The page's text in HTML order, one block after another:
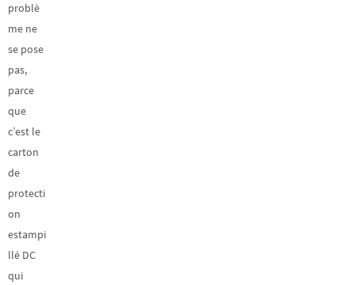
problè
me ne
se pose
pas,
parce
que
c’est le
carton
de
protecti
on
estampi
llé DC
qui